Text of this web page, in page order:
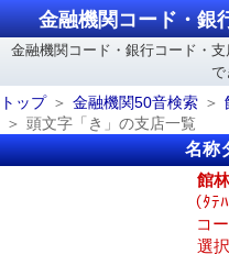
金融機関コード・銀
金融機関コード・銀行コード・
で
トップ
金融機関50音検索
頭文字「き」の支店一覧
名称
館
（ﾀﾃ
コ
選